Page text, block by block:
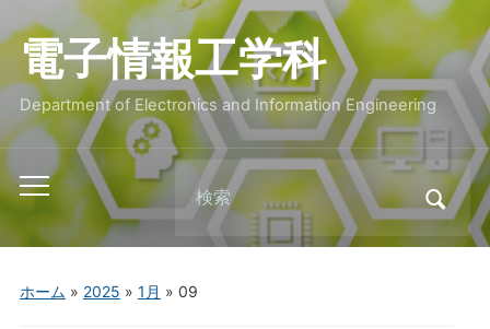
電子情報工学科
Department of Electronics and Information Engineering
Toggle
mobile
menu
Search
for:
ホーム » 2025 » 1月 » 09